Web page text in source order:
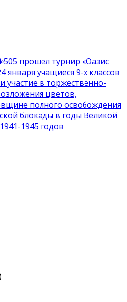
прошел турнир «Оазис
января учащиеся 9-х классов
участие в торжественно-
цветов,
полного освобождения
блокады в годы Великой
1945 годов